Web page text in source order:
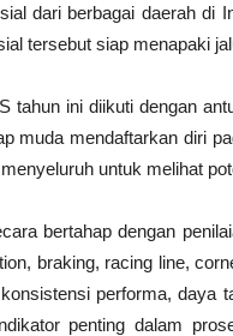
dari berbagai daerah di
tersebut siap menapaki
tahun ini diikuti dengan
muda mendaftarkan diri
untuk melihat
bertahap dengan
braking, racing line,
performa, daya
penting dalam